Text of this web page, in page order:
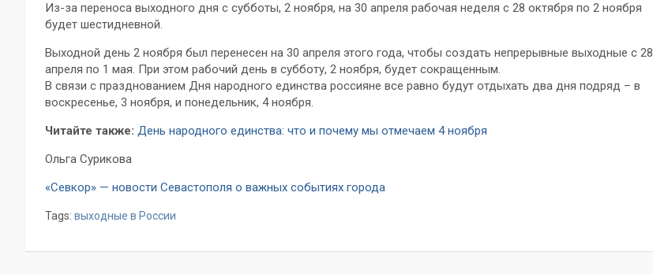
Из-за переноса выходного дня с субботы, 2 ноября, на 30 апреля рабочая неделя с 28 октября по 2 ноября
будет шестидневной.
Выходной день 2 ноября был перенесен на 30 апреля этого года, чтобы создать непрерывные выходные с 28
апреля по 1 мая. При этом рабочий день в субботу, 2 ноября, будет сокращенным.
В связи с празднованием Дня народного единства россияне все равно будут отдыхать два дня подряд – в
воскресенье, 3 ноября, и понедельник, 4 ноября.
Читайте также: День народного единства: что и почему мы отмечаем 4 ноября
Ольга Сурикова
«Севкор» — новости Севастополя о важных событиях города
Tags: выходные в России